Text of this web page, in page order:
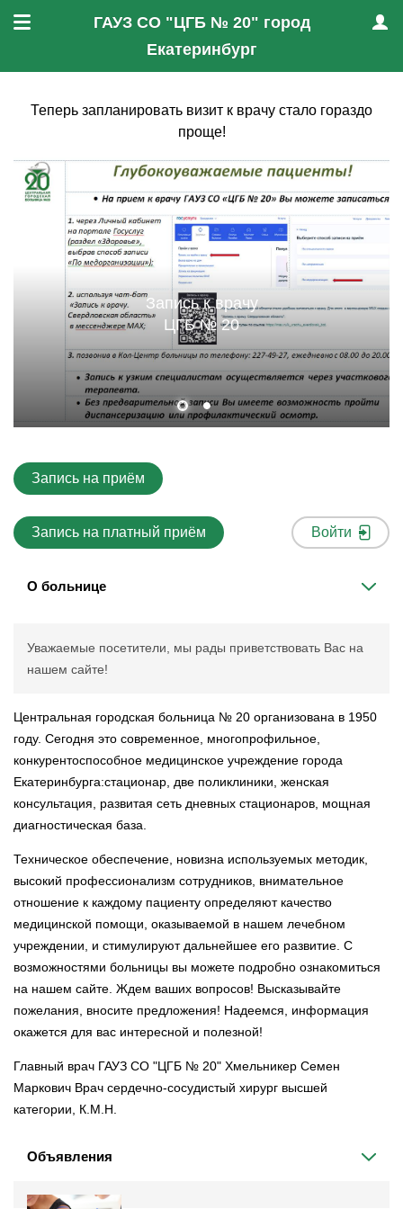
ГАУЗ СО "ЦГБ № 20" город
Екатеринбург
Теперь запланировать визит к врачу стало гораздо
проще!
Запись к врачу
ЦГБ № 20
Запись на приём
Запись на платный приём Войти
О больнице
Уважаемые посетители, мы рады приветствовать Вас на
нашем сайте!
Центральная городская больница № 20 организована в 1950
году. Сегодня это современное, многопрофильное,
конкурентоспособное медицинское учреждение города
Екатеринбурга:стационар, две поликлиники, женская
консультация, развитая сеть дневных стационаров, мощная
диагностическая база.
Техническое обеспечение, новизна используемых методик,
высокий профессионализм сотрудников, внимательное
отношение к каждому пациенту определяют качество
медицинской помощи, оказываемой в нашем лечебном
учреждении, и стимулируют дальнейшее его развитие. С
возможностями больницы вы можете подробно ознакомиться
на нашем сайте. Ждем ваших вопросов! Высказывайте
пожелания, вносите предложения! Надеемся, информация
окажется для вас интересной и полезной!
Главный врач ГАУЗ СО "ЦГБ № 20" Хмельникер Семен
Маркович Врач сердечно-сосудистый хирург высшей
категории, К.М.Н.
Объявления